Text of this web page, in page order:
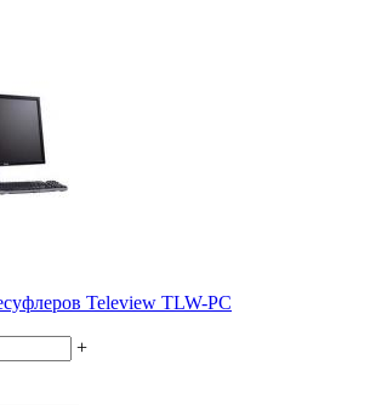
Teleview TLW-PC
+